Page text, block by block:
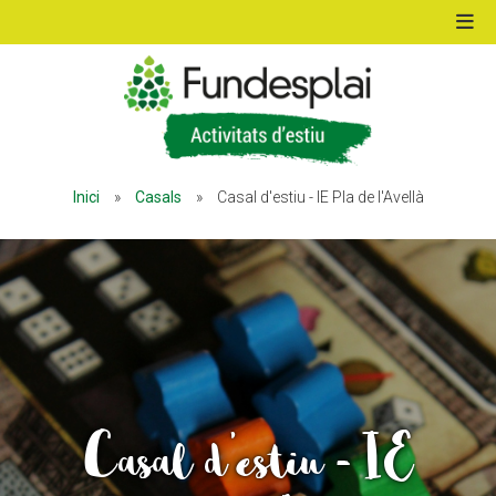
Inici » Casals » Casal d'estiu - IE Pla de l'Avellà
Casal d'estiu - IE
ACTIVITATS D'ESTIU
ALBERG CENTRE ESPLAI
FORMACIÓ